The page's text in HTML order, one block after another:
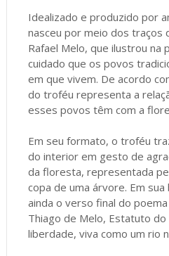
Idealizado e produzido por
nasceu por meio dos traços
Rafael Melo, que ilustrou na
cuidado que os povos
em que vivem. De acordo
do troféu representa a
esses povos têm com a
Em seu formato, o troféu
do interior em gesto de
da floresta, representada
copa de uma árvore. Em
ainda o verso final do
Thiago de Melo, Estatuto
liberdade, viva como um rio